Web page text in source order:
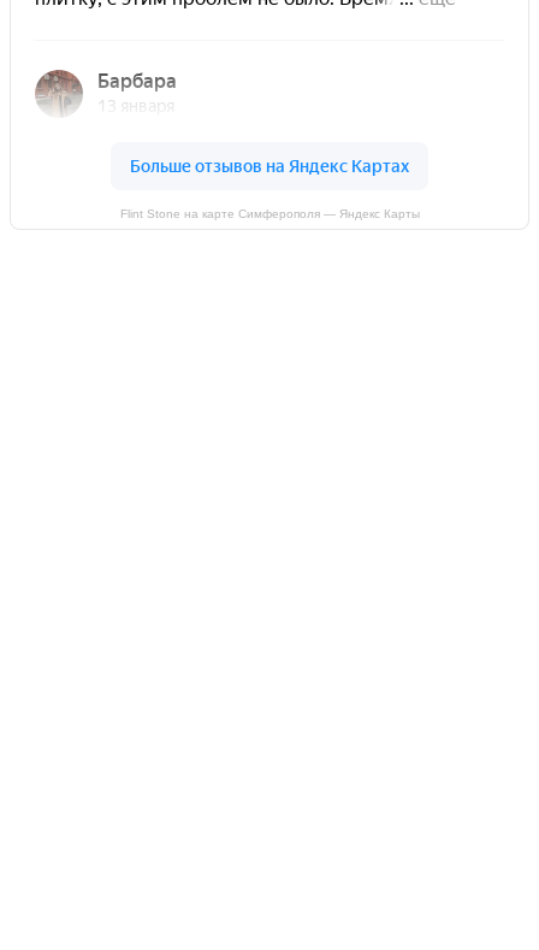
Flint Stone на карте Симферополя — Яндекс Карты